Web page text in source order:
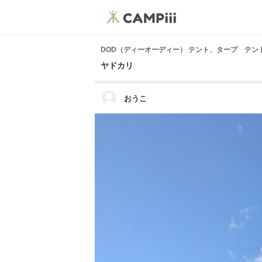
DOD（ディーオーディー） テント、タープ テン
ヤドカリ
おうこ